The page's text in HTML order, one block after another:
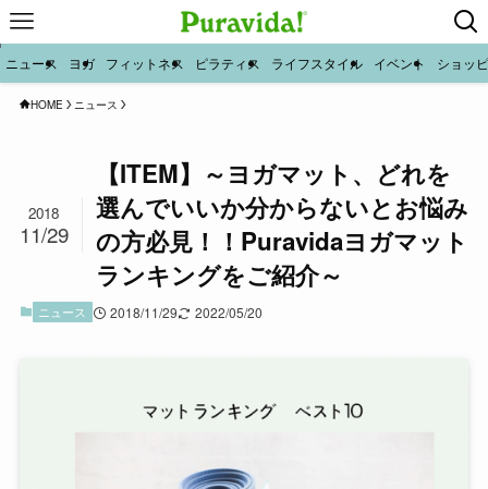
ニュース ヨガ フィットネス ピラティス ライフスタイル イベント ショッ
HOME ニュース
【ITEM】～ヨガマット、どれを
選んでいいか分からないとお悩み
の方必見！！Puravidaヨガマット
ランキングをご紹介～
2018
11/29
ニュース 2018/11/29 2022/05/20